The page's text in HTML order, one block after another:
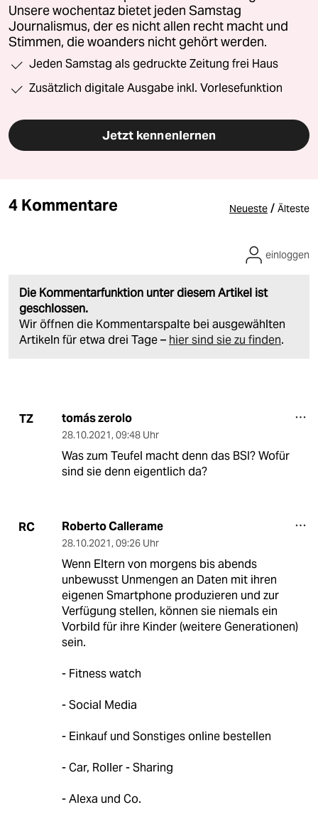
Unsere wochentaz bietet jeden Samstag
Journalismus, der es nicht allen recht macht und
Stimmen, die woanders nicht gehört werden.
Jeden Samstag als gedruckte Zeitung frei Haus
Zusätzlich digitale Ausgabe inkl. Vorlesefunktion
Jetzt kennenlernen
4 Kommentare Neueste / Älteste
Die Kommentarfunktion unter diesem Artikel ist
geschlossen.
Wir öffnen die Kommentarspalte bei ausgewählten
Artikeln für etwa drei Tage – hier sind sie zu finden.
einloggen
TZ tomás zerolo
28.10.2021, 09:48 Uhr
Was zum Teufel macht denn das BSI? Wofür
sind sie denn eigentlich da?
RC Roberto Callerame
28.10.2021, 09:26 Uhr
Wenn Eltern von morgens bis abends
unbewusst Unmengen an Daten mit ihren
eigenen Smartphone produzieren und zur
Verfügung stellen, können sie niemals ein
Vorbild für ihre Kinder (weitere Generationen)
sein.
- Fitness watch
- Social Media
- Einkauf und Sonstiges online bestellen
- Car, Roller - Sharing
- Alexa und Co.